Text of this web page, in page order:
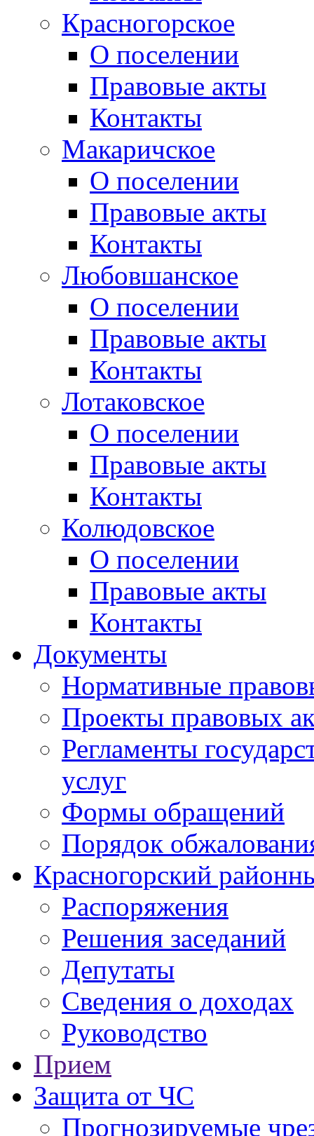
Красногорское
О поселении
Правовые акты
Контакты
Макаричское
О поселении
Правовые акты
Контакты
Любовшанское
О поселении
Правовые акты
Контакты
Лотаковское
О поселении
Правовые акты
Контакты
Колюдовское
О поселении
Правовые акты
Контакты
Документы
Нормативные
Проекты правовых
Регламенты
услуг
Формы обращений
Порядок
Красногорский
Распоряжения
Решения заседаний
Депутаты
Сведения о доходах
Руководство
Прием
Защита от ЧС
Прогнозируемые